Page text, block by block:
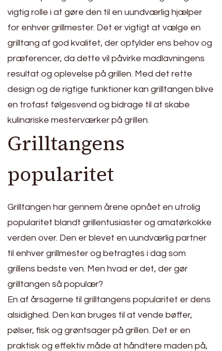
vigtig rolle i at gøre den til en uundværlig hjælper
for enhver grillmester. Det er vigtigt at vælge en
grilltang af god kvalitet, der opfylder ens behov og
præferencer, da dette vil påvirke madlavningens
resultat og oplevelse på grillen. Med det rette
design og de rigtige funktioner kan grilltangen blive
en trofast følgesvend og bidrage til at skabe
kulinariske mesterværker på grillen.
Grilltangens
popularitet
Grilltangen har gennem årene opnået en utrolig
popularitet blandt grillentusiaster og amatørkokke
verden over. Den er blevet en uundværlig partner
til enhver grillmester og betragtes i dag som
grillens bedste ven. Men hvad er det, der gør
grilltangen så populær?
En af årsagerne til grilltangens popularitet er dens
alsidighed. Den kan bruges til at vende bøffer,
pølser, fisk og grøntsager på grillen. Det er en
praktisk og effektiv måde at håndtere maden på,